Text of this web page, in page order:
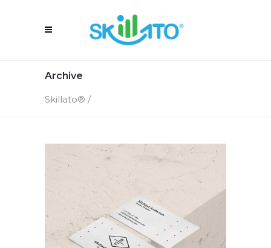
Archive
Skillato® /